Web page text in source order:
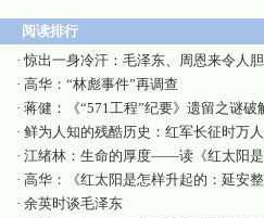
阅读排行
·惊出一身冷汗：毛泽东、周恩来令人
· 高华：“林彪事件”再调查
· 蒋健：《“571工程”纪要》遗留之谜破
· 鲜为人知的残酷历史：红军长征时万
· 江绪林：生命的厚度——读《红太阳
· 高华：《红太阳是怎样升起的：延安
· 余英时谈毛泽东